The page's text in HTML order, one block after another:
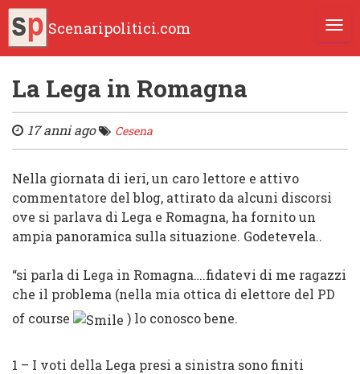
Scenaripolitici.com
La Lega in Romagna
17 anni ago Cesena
Nella giornata di ieri, un caro lettore e attivo
commentatore del blog, attirato da alcuni discorsi
ove si parlava di Lega e Romagna, ha fornito un
ampia panoramica sulla situazione. Godetevela..
“si parla di Lega in Romagna….fidatevi di me ragazzi
che il problema (nella mia ottica di elettore del PD
of course
) lo conosco bene.
1 – I voti della Lega presi a sinistra sono finiti